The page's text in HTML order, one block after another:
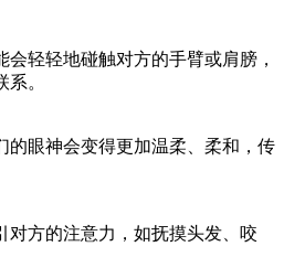
轻轻地碰触对方的手臂或肩膀，
。
的眼神会变得更加温柔、柔和，传
对方的注意力，如抚摸头发、咬